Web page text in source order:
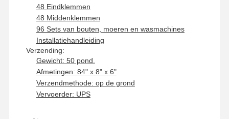
Zonnepanelen op het dak
48 Eindklemmen
48 Middenklemmen
96 Sets van bouten, moeren en wasmachines
Installatiehandleiding
Verzending:
Gewicht: 50 pond.
Afmetingen: 84" x 8" x 6"
Verzendmethode: op de grond
Vervoerder: UPS